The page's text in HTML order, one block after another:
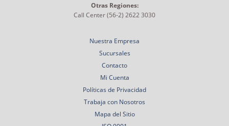
Otras Regiones:
Call Center (56-2) 2622 3030
Nuestra Empresa
Sucursales
Contacto
Mi Cuenta
Políticas de Privacidad
Trabaja con Nosotros
Mapa del Sitio